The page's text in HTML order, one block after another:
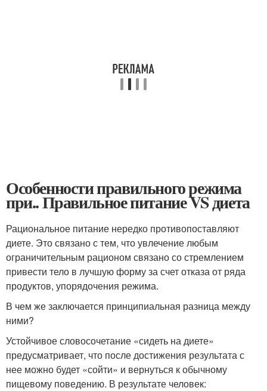
Особенности правильного режима
при.. Правильное питание VS диета
Рациональное питание нередко противопоставляют
диете. Это связано с тем, что увлечение любым
ограничительным рационом связано со стремлением
привести тело в лучшую форму за счет отказа от ряда
продуктов, упорядочения режима.
В чем же заключается принципиальная разница между
ними?
Устойчивое словосочетание «сидеть на диете»
предусматривает, что после достижения результата с
нее можно будет «сойти» и вернуться к обычному
пищевому поведению. В результате человек: